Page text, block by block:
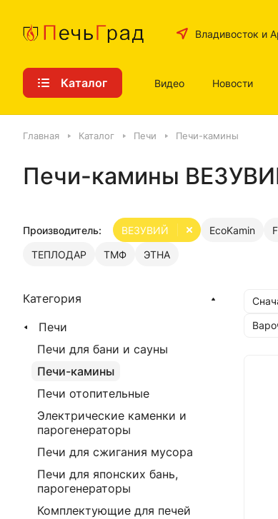
Владивосток и
Каталог Видео Новости
Главная Каталог Печи Печи-камины
Печи-камины
Производитель: EcoKamin
ВЕЗУВИЙ
ТЕПЛОДАР
ТМФ ЭТНА
Категория
Печи
Печи для бани и сауны
Печи-камины
Печи отопительные
Электрические каменки и
парогенераторы
Печи для сжигания мусора
Печи для японских бань,
парогенераторы
Комплектующие для печей